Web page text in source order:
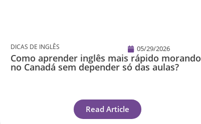
DICAS DE INGLÊS 05/29/2026
Como aprender inglês mais rápido morando
no Canadá sem depender só das aulas?
Read Article